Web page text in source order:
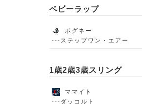
ベビーラップ
ポグネー
---ステップワン・エアー
1歳2歳3歳スリング
ママイト
---ダッコルト